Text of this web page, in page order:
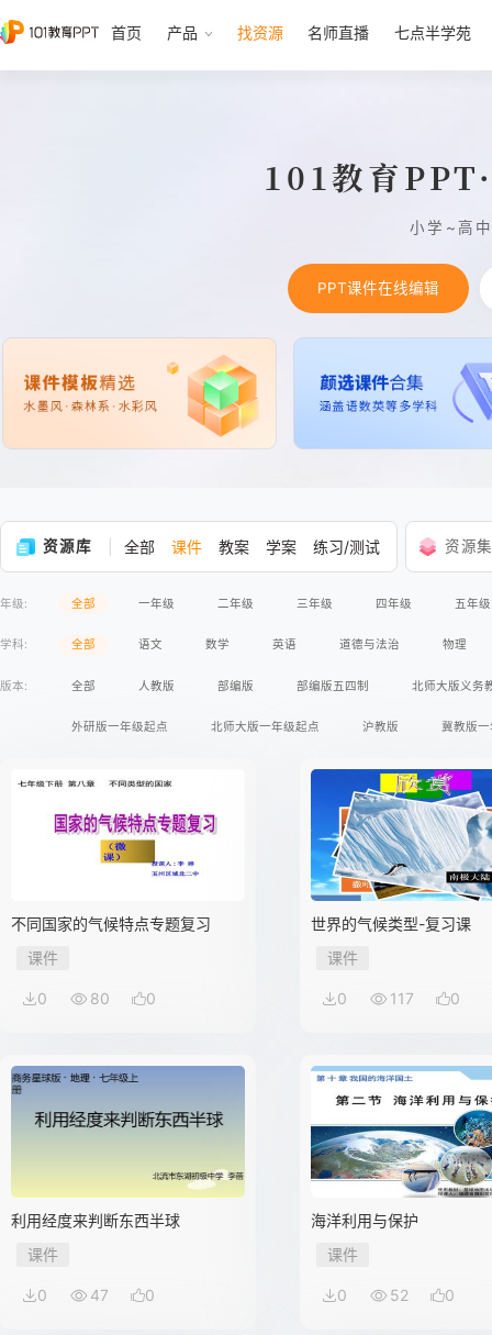
首页 产品 找资源 名师直播 七点半学苑
101教育
小学~高
PPT课件在线编辑
资源库 全部 课件 教案 学案 练习/测试 资源
年级: 全部 一年级 二年级 三年级 四年级 五年级
学科: 全部 语文 数学 英语 道德与法治 物理
版本: 全部 人教版 部编版 部编版五四制 北师大版义务
外研版一年级起点 北师大版一年级起点 沪教版 冀教版
冀人版义务教育版
商务印书馆 星球地图出版社
鲁教版五四制 科学出版社 广东教
人教版A版2017课标 人教版
高等教育出版社
不同国家的气候特点专题复习
课件
0 80 0
世界的气候类型-复习课
课件
0 117 0
利用经度来判断东西半球
课件
0 47 0
海洋利用与保护
课件
0 52 0